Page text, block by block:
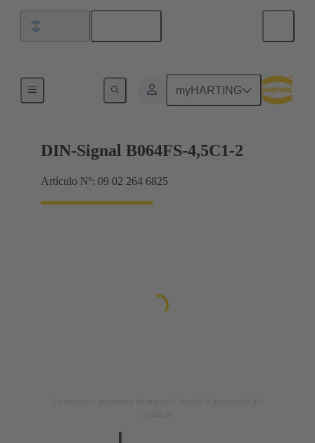
myHARTING
Terminación de placa madre a tarjeta hija
DIN-Signal B064FS-4,5C1-2
Artículo Nº: 09 02 264 6825